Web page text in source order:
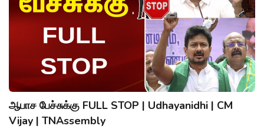
ஆபாச பேச்சுக்கு FULL STOP | Udhayanidhi | CM
Vijay | TNAssembly